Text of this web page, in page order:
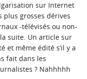
sur Internet
plus grosses dérives
-télévisés ou non-
suite. Un article sur
et même édité s’il y a
fait dans les
? Nahhhhh